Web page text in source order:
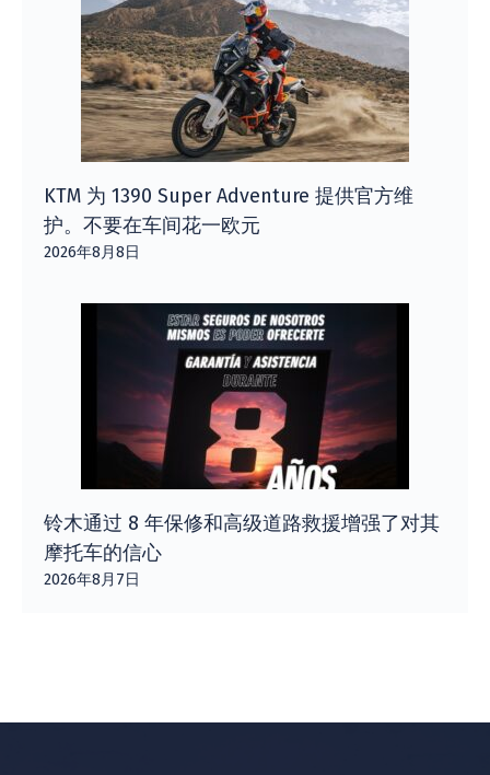
KTM 为 1390 Super Adventure 提供官方维
护。不要在车间花一欧元
2026年8月8日
铃木通过 8 年保修和高级道路救援增强了对其
摩托车的信心
2026年8月7日